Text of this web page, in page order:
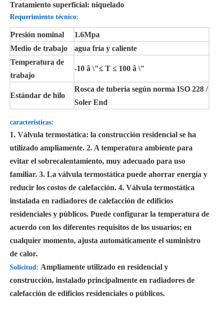
Tratamiento superficial: niquelado
Requerimiento técnico:
Presión nominal
1.6Mpa
Medio de trabajo
agua fría y caliente
Temperatura de
trabajo
-10 â \"≤ T ≤ 100 â \"
Estándar de hilo
Rosca de tubería según norma ISO 228 /
Soler End
caracteristicas:
1. Válvula termostática: la construcción residencial se ha
utilizado ampliamente. 2. A temperatura ambiente para
evitar el sobrecalentamiento, muy adecuado para uso
familiar. 3. La válvula termostática puede ahorrar energía y
reducir los costos de calefacción. 4. Válvula termostática
instalada en radiadores de calefacción de edificios
residenciales y públicos. Puede configurar la temperatura de
acuerdo con los diferentes requisitos de los usuarios; en
cualquier momento, ajusta automáticamente el suministro
de calor.
Solicitud: Ampliamente utilizado en residencial y
construcción, instalado principalmente en radiadores de
calefacción de edificios residenciales o públicos.